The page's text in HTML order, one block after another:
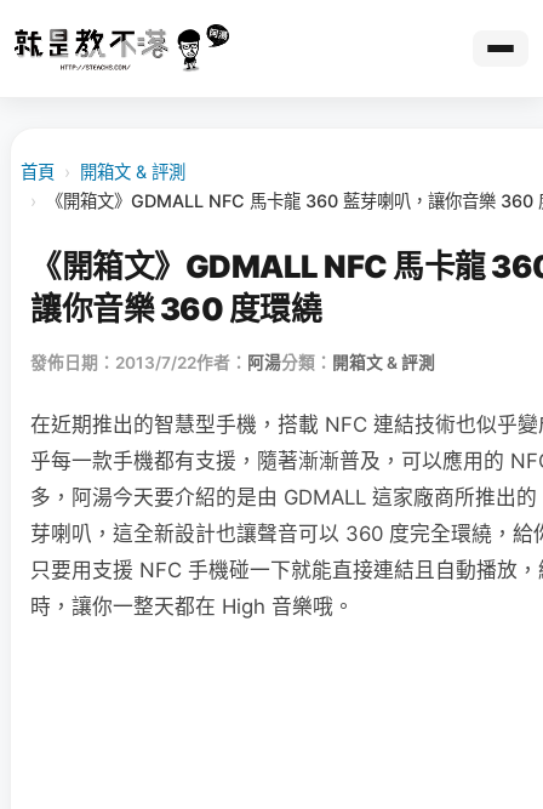
首頁 ›
開箱文 & 評測
›
《開箱文》GDMALL NFC 馬卡龍 360 藍芽喇叭，讓你音樂 360
《開箱文》GDMALL NFC 馬卡龍
讓你音樂 360 度環繞
發佈日期：2013/7/22作者： 阿湯分類： 開箱文 & 評測
在近期推出的智慧型手機，搭載 NFC 連結技術也似乎
乎每一款手機都有支援，隨著漸漸普及，可以應用的
多，阿湯今天要介紹的是由 GDMALL 這家廠商所推出
芽喇叭，這全新設計也讓聲音可以 360 度完全環繞，給
只要用支援 NFC 手機碰一下就能直接連結且自動播放
時，讓你一整天都在 High 音樂哦。